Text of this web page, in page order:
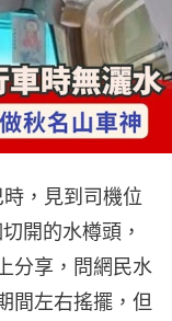
，見到司機位
開的水樽頭，
分享，問網民水
間左右搖擺，但